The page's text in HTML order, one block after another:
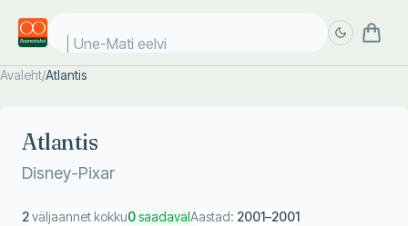
Une-Mati eelvii
Avaleht/Atlantis
Atlantis
Disney-Pixar
2väljaannet kokku0saadavalAastad: 2001–2001